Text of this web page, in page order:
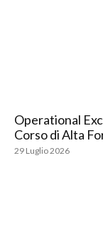
Operational
Corso di Alta
29 Luglio 2026